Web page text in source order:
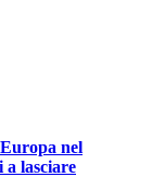
nel
lasciare